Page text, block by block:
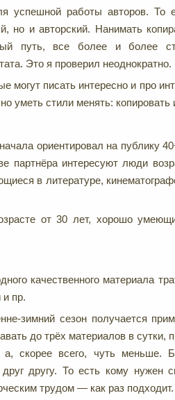
успешной работы авторов. То
но и авторский. Нанимать
путь, все более и более
Это я проверил неоднократно.
могут писать интересно и про
уметь стили менять: копировать
ориентировал на публику
партнёра интересуют люди
в литературе,
от 30 лет, хорошо
качественного материала
и пр.
зимний сезон получается
до трёх материалов в сутки,
а, скорее всего, чуть меньше.
другу. То есть кому нужен
трудом — как раз подходит.